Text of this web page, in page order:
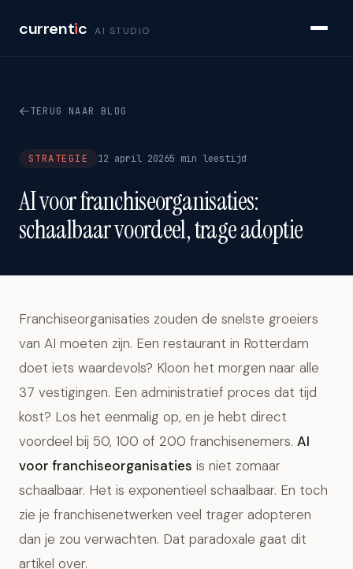
currentic AI STUDIO
TERUG NAAR BLOG
STRATEGIE 12 april 20265 min leestijd
AI voor franchiseorganisaties:
schaalbaar voordeel, trage adoptie
Franchiseorganisaties zouden de snelste groeiers
van AI moeten zijn. Een restaurant in Rotterdam
doet iets waardevols? Kloon het morgen naar alle
37 vestigingen. Een administratief proces dat tijd
kost? Los het eenmalig op, en je hebt direct
voordeel bij 50, 100 of 200 franchisenemers. AI
voor franchiseorganisaties is niet zomaar
schaalbaar. Het is exponentieel schaalbaar. En toch
zie je franchisenetwerken veel trager adopteren
dan je zou verwachten. Dat paradoxale gaat dit
artikel over.